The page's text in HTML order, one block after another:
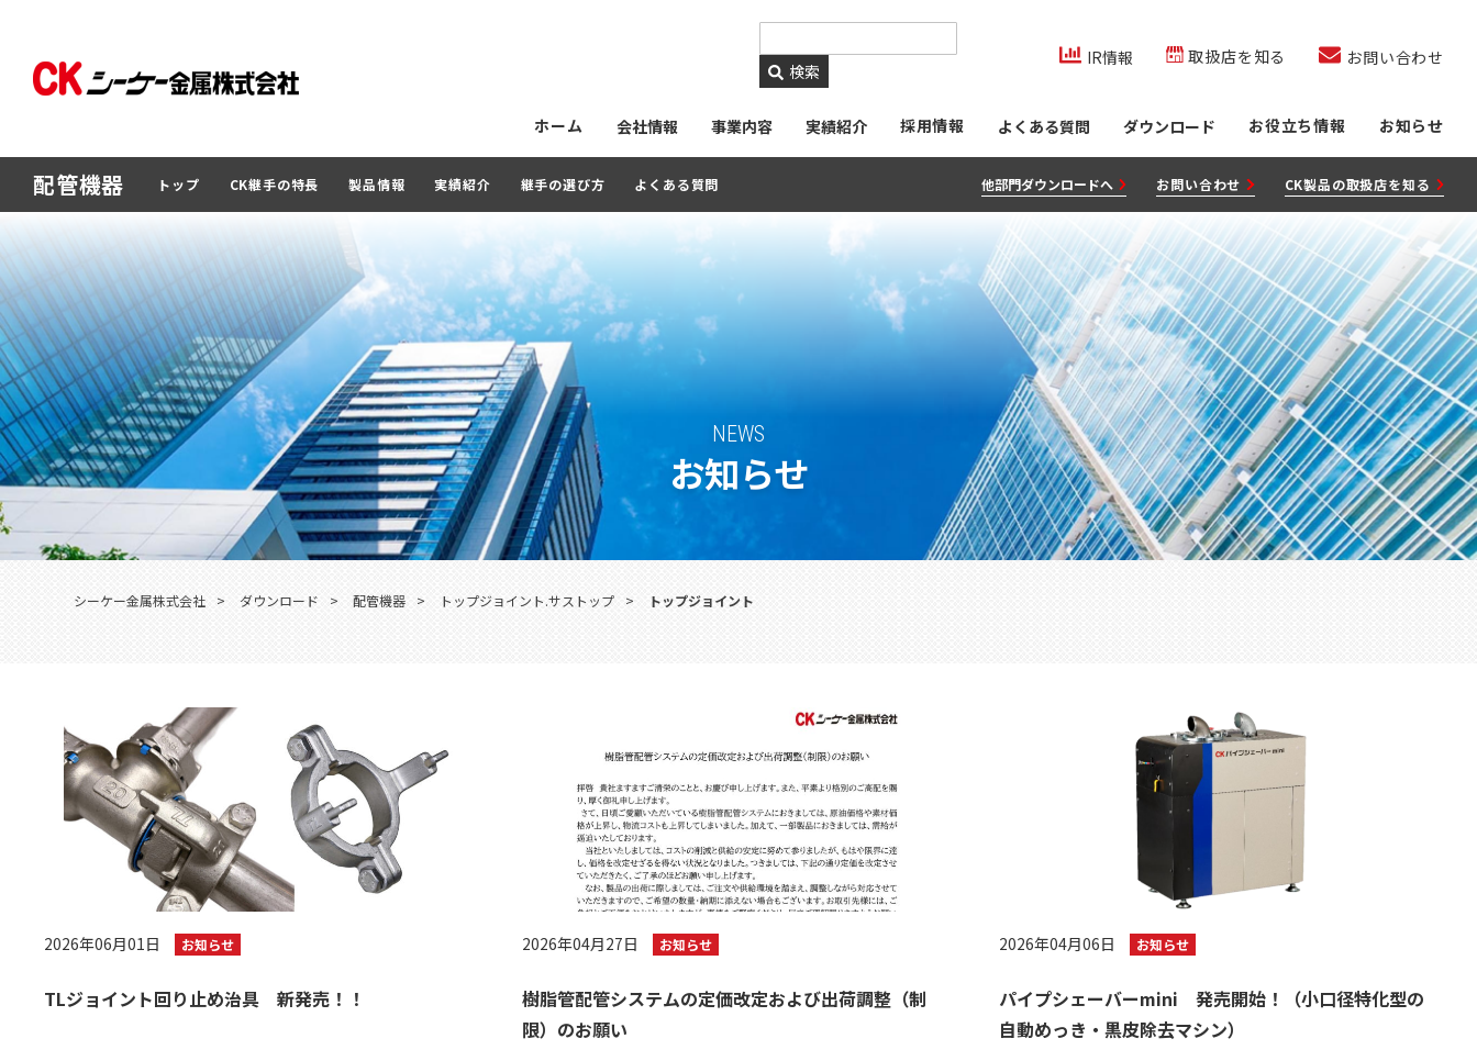
https://www.ckmetals.co.jp/内を検索
検索
IR情報 取扱店を知る お問い合わせ
ホーム 会社情報 事業内容 実績紹介 採用情報 よくある質問 ダウンロード お役立ち情報 お知らせ
配管機器 トップ CK継手の特長 製品情報 実績紹介 継手の選び方 よくある質問 他部門ダウンロードへ お問い合わせ CK製品の取扱店を知る
NEWS
お知らせ
シーケー金属株式会社 > ダウンロード > 配管機器 > トップジョイント.サストップ > トップジョイント
2026年06月01日 お知らせ
TLジョイント回り止め治具 新発売！！
2026年04月27日 お知らせ
樹脂管配管システムの定価改定および出荷調整（制
限）のお願い
2026年04月06日 お知らせ
パイプシェーバーmini 発売開始！（小口径特化型の
自動めっき・黒皮除去マシン）